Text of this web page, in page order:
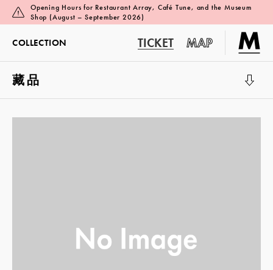
Opening Hours for Restaurant Array, Café Tune, and the Museum
Shop (August – September 2026)
COLLECTION TICKET MAP
藏品